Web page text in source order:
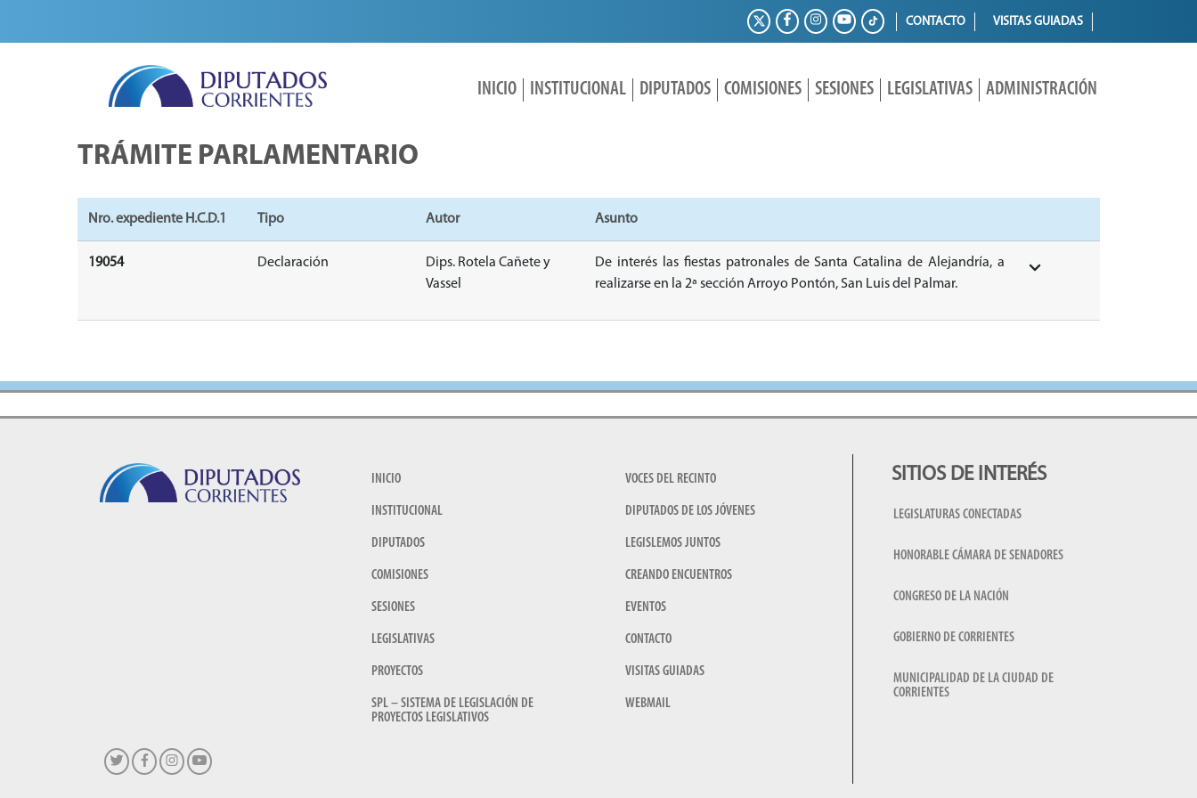
CONTACTO VISITAS GUIADAS
INICIO INSTITUCIONAL DIPUTADOS COMISIONES SESIONES LEGISLATIVAS ADMINISTRACIÓN
TRÁMITE PARLAMENTARIO
Nro. expediente H.C.D.1 Tipo Autor Asunto
19054 Declaración
Dips. Rotela Cañete y
Vassel
De interés las fiestas patronales de Santa Catalina de Alejandría, a
realizarse en la 2ª sección Arroyo Pontón, San Luis del Palmar.
INICIO
INSTITUCIONAL
DIPUTADOS
COMISIONES
SESIONES
LEGISLATIVAS
PROYECTOS
SPL – SISTEMA DE LEGISLACIÓN DE
PROYECTOS LEGISLATIVOS
VOCES DEL RECINTO
DIPUTADOS DE LOS JÓVENES
LEGISLEMOS JUNTOS
CREANDO ENCUENTROS
EVENTOS
CONTACTO
VISITAS GUIADAS
WEBMAIL
SITIOS DE INTERÉS
LEGISLATURAS CONECTADAS
HONORABLE CÁMARA DE SENADORES
CONGRESO DE LA NACIÓN
GOBIERNO DE CORRIENTES
MUNICIPALIDAD DE LA CIUDAD DE
CORRIENTES